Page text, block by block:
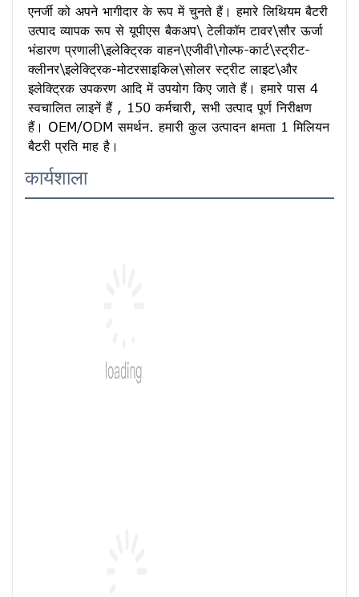
एनर्जी को अपने भागीदार के रूप में चुनते हैं। हमारे लिथियम बैटरी
उत्पाद व्यापक रूप से यूपीएस बैकअप\ टेलीकॉम टावर\सौर ऊर्जा
भंडारण प्रणाली\इलेक्ट्रिक वाहन\एजीवी\गोल्फ-कार्ट\स्ट्रीट-
क्लीनर\इलेक्ट्रिक-मोटरसाइकिल\सोलर स्ट्रीट लाइट\और
इलेक्ट्रिक उपकरण आदि में उपयोग किए जाते हैं। हमारे पास 4
स्वचालित लाइनें हैं , 150 कर्मचारी, सभी उत्पाद पूर्ण निरीक्षण
हैं। OEM/ODM समर्थन. हमारी कुल उत्पादन क्षमता 1 मिलियन
बैटरी प्रति माह है।
कार्यशाला